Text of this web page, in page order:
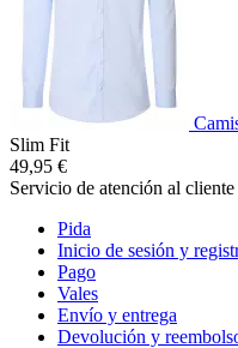
Slim Fit
49,95 €
Servicio de atención al cliente
Pida
Inicio de sesión y
Pago
Vales
Envío y entrega
Devolución y